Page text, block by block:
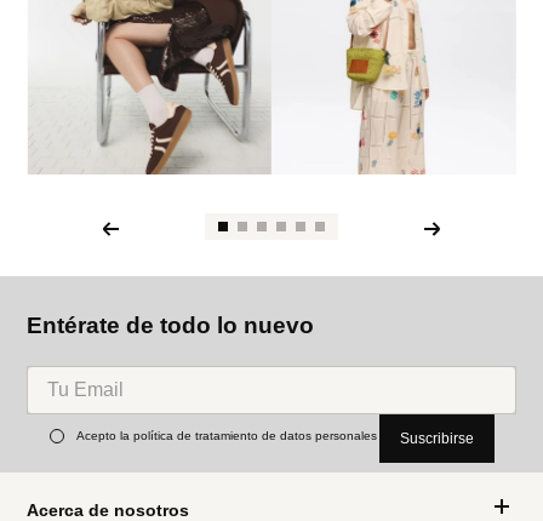
Entérate de todo lo nuevo
Acepto la política de tratamiento de datos personales Suscribirse
Acerca de nosotros